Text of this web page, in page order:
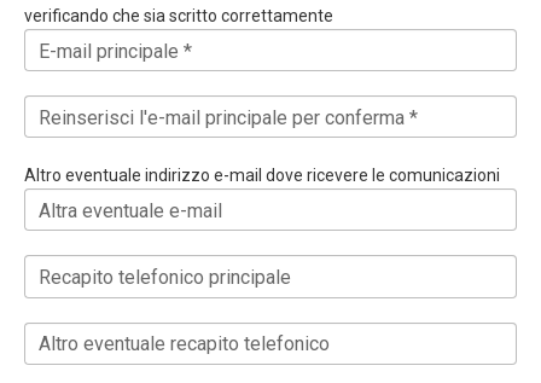
verificando che sia scritto correttamente
E-mail principale *
Reinserisci l'e-mail principale per conferma *
Altro eventuale indirizzo e-mail dove ricevere le comunicazioni
Altra eventuale e-mail
Recapito telefonico principale
Altro eventuale recapito telefonico